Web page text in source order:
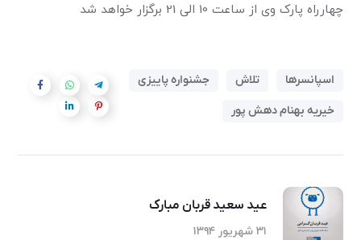
چهارراه پارک وی از ساعت 10 الی 21 برگزار خواهد شد
اسپانسرها تلاش
جشنواره پاییزی
خیریه بهنام دهش پور
عید سعید قربان مبارک
۳۱ شهریور ۱۳۹۴